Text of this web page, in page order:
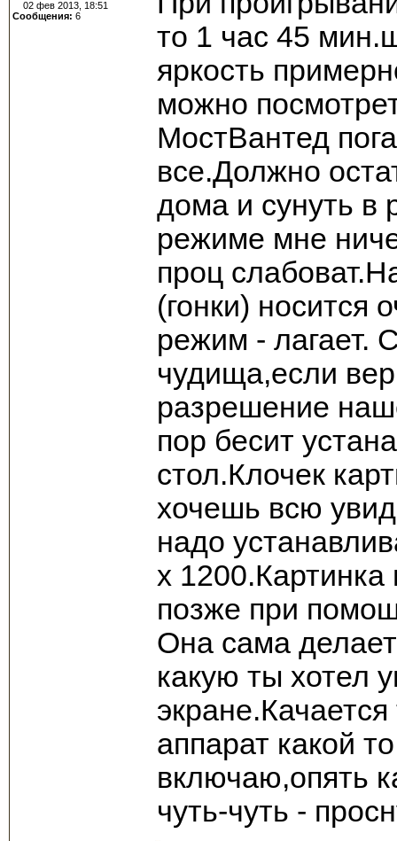
02 фев 2013, 18:51
Сообщения: 6
то 1 час 45
яркость
можно
МостВантед
все.Должно
дома и сунуть в
режиме мне
проц
(гонки) носится
режим - лагает.
чудища,если
разрешение
пор бесит
стол.Клочек
хочешь всю
надо
х 1200.Картинка
позже при
Она сама
какую ты хотел
аппарат какой
включаю,опять
чуть-чуть -